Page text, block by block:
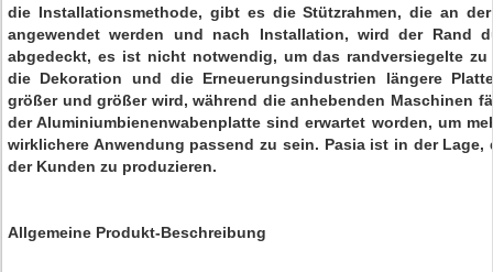
die Installationsmethode, gibt es die Stützrahmen, die an
angewendet werden und nach Installation, wird der Rand
abgedeckt, es ist nicht notwendig, um das randversiegelte zu
die Dekoration und die Erneuerungsindustrien längere
größer und größer wird, während die anhebenden Maschinen
der Aluminiumbienenwabenplatte sind erwartet worden, um
wirklichere Anwendung passend zu sein. Pasia ist in der
der Kunden zu produzieren.
Allgemeine Produkt-Beschreibung